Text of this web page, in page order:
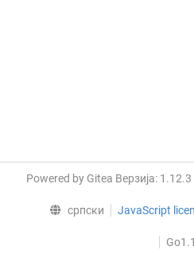
Powered by Gitea Верзија:
српски JavaScript